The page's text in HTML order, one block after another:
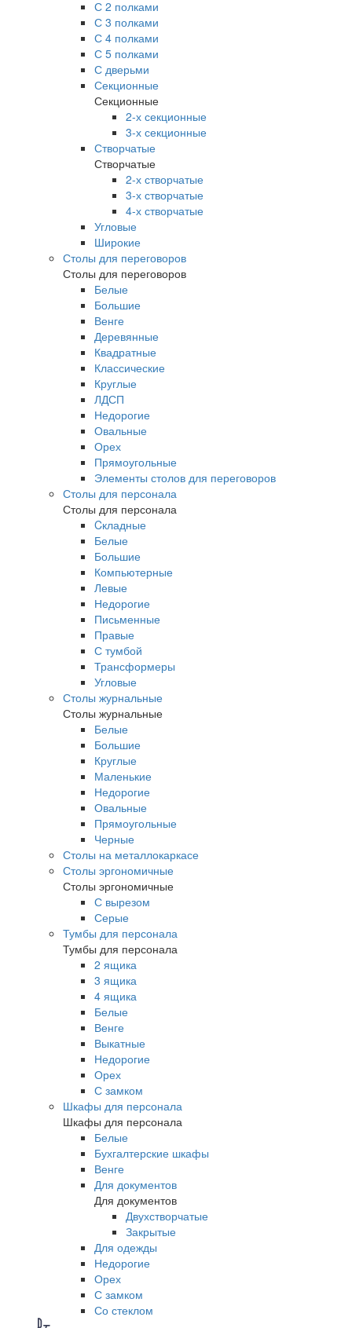
С 2 полками
С 3 полками
С 4 полками
С 5 полками
С дверьми
Секционные
Секционные
2-х секционные
3-х секционные
Створчатые
Створчатые
2-х створчатые
3-х створчатые
4-х створчатые
Угловые
Широкие
Столы для переговоров
Столы для переговоров
Белые
Большие
Венге
Деревянные
Квадратные
Классические
Круглые
ЛДСП
Недорогие
Овальные
Орех
Прямоугольные
Элементы столов для переговоров
Столы для персонала
Столы для персонала
Cкладные
Белые
Большие
Компьютерные
Левые
Недорогие
Письменные
Правые
С тумбой
Трансформеры
Угловые
Столы журнальные
Столы журнальные
Белые
Большие
Круглые
Маленькие
Недорогие
Овальные
Прямоугольные
Черные
Столы на металлокаркасе
Столы эргономичные
Столы эргономичные
С вырезом
Серые
Тумбы для персонала
Тумбы для персонала
2 ящика
3 ящика
4 ящика
Белые
Венге
Выкатные
Недорогие
Орех
С замком
Шкафы для персонала
Шкафы для персонала
Белые
Бухгалтерские шкафы
Венге
Для документов
Для документов
Двухстворчатые
Закрытые
Для одежды
Недорогие
Орех
С замком
Со стеклом